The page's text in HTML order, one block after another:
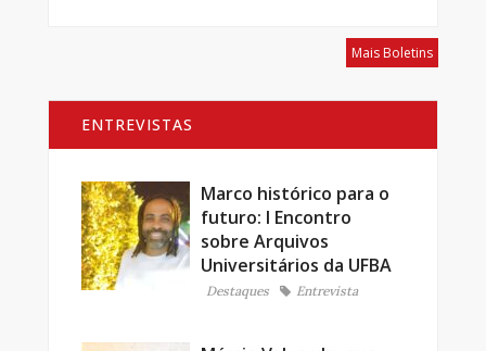
Mais Boletins
ENTREVISTAS
Marco histórico para o
futuro: I Encontro
sobre Arquivos
Universitários da UFBA
Destaques Entrevista